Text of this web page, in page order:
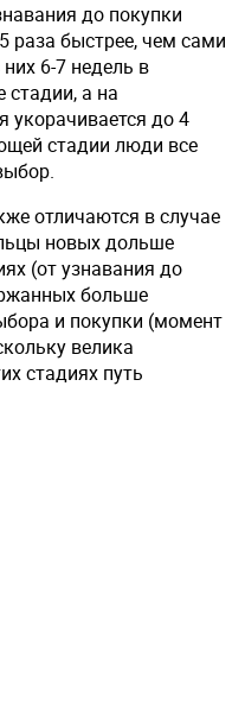
до покупки
раза быстрее, чем сами
6-7 недель в
а на
укорачивается до 4
стадии люди все
отличаются в случае
новых дольше
(от узнавания до
больше
и покупки (момент
велика
стадиях путь